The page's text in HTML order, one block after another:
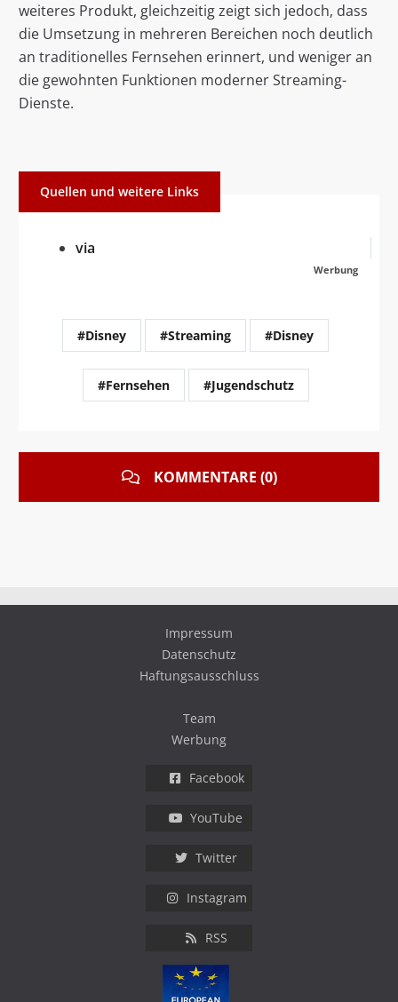
weiteres Produkt, gleichzeitig zeigt sich jedoch, dass
die Umsetzung in mehreren Bereichen noch deutlich
an traditionelles Fernsehen erinnert, und weniger an
die gewohnten Funktionen moderner Streaming-
Dienste.
Quellen und weitere Links
via
Werbung
#Disney #Streaming #Disney
#Fernsehen #Jugendschutz
KOMMENTARE (0)
Impressum
Datenschutz
Haftungsausschluss
Team
Werbung
Facebook
YouTube
Twitter
Instagram
RSS